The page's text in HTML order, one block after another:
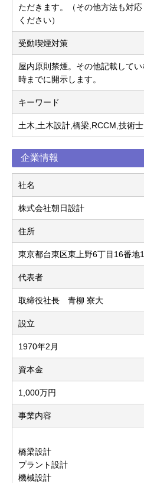
ただきます。（その他方法も対
ください）
受動喫煙対策
屋内原則禁煙。その他記載して
時までに開示します。
キーワード
土木,土木設計,橋梁,RCCM,技術
企業情報
社名
株式会社朝日設計
住所
東京都台東区東上野6丁目16番地
代表者
取締役社長 青柳 寮大
設立
1970年2月
資本金
1,000万円
事業内容
橋梁設計
プラント設計
機械設計